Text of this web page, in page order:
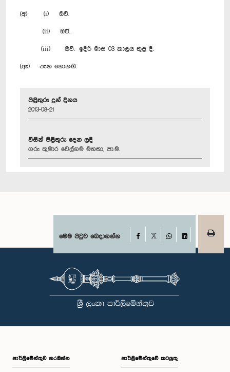
(අ) (i) ඔව්.‍
(ii) ඔව්.
(iii) ඔව්. ඉදිරි මාස 03 කාලය තුළ දී.
(ඇ) පැන නොනඟී.
පිළිතුරු දුන් දිනය
2013-08-21
විසින් පිළිතුරු දෙන ලදී
ගරු කුමාර වෙල්ගම මහතා, පා.ම.
මෙම පිටුව බෙදාගන්න Facebook
WhatsAppLinkedIn
පාර්ලි‌මේන්තුව නරඹන්න පාර්ලිමේන්තුවේ කටයුතු